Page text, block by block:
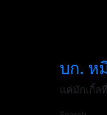
บก. ห
แค่มักเกิ้ล